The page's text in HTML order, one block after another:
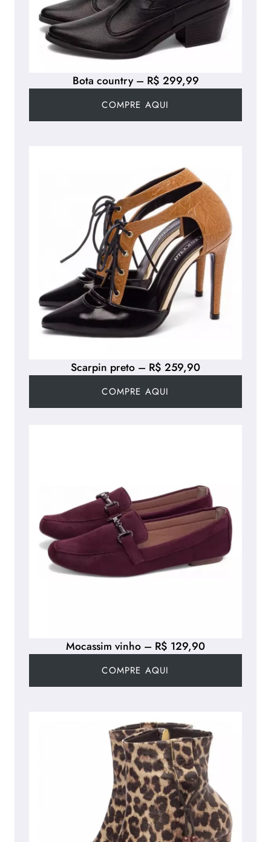
Scarpin preto – R$ 259,90
COMPRE AQUI
Bota country – R$ 299,99
COMPRE AQUI
Mocassim vinho – R$ 129,90
COMPRE AQUI